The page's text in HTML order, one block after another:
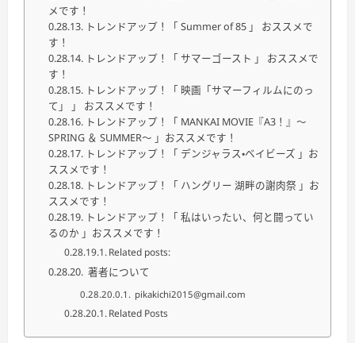
メです！
トレンドアップ！「 Summer of 85 」 おススメで
す！
トレンドアップ！「 サマーゴースト 」 おススメで
す！
トレンドアップ！「 映画「サマーフィルムにのっ
て」 」 おススメです！
トレンドアップ！「 MANKAI MOVIE『A3！』〜
SPRING ＆ SUMMER〜 」おススメです！
トレンドアップ！「 デンジャラス・ベイビーズ 」お
ススメです！
トレンドアップ！「 ハングリー 湖畔の謝肉祭 」お
ススメです！
トレンドアップ！「 私はいったい、何と闘ってい
るのか 」おススメです！
Related posts:
著者について
pikakichi2015@gmail.com
Related Posts